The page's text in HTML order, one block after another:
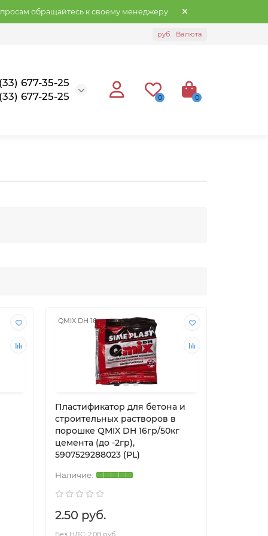
обращайтесь к своему менеджеру.
руб. Валюта
677-35-25
677-25-25
0 0
QMIX DH 16гр
Пластификатор для бетона и
строительных растворов в
порошке QMIX DH 16гр/50кг
цемента (до -2гр),
5907529288023 (PL)
2.50 руб.
Без НДС: 2.08 руб.